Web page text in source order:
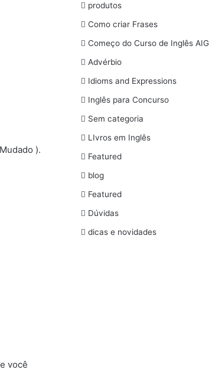
).
você
produtos
Como criar Frases
Começo do Curso de Inglês AIG
Advérbio
Idioms and Expressions
Inglês para Concurso
Sem categoria
LIvros em Inglês
Featured
blog
Featured
Dúvidas
dicas e novidades